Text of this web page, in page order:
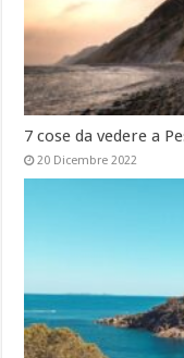
7 cose da vedere a
20 Dicembre 2022